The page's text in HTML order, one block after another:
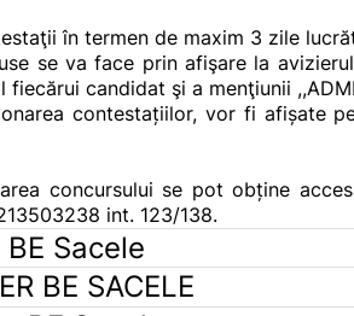
în termen de maxim 3 zile
se va face prin afişare la
candidat şi a menţiunii
contestațiilor, vor fi afișate
concursului se pot obține
int. 123/138.
Sacele
BE SACELE